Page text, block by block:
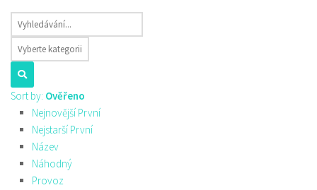
Sort by: Ověřeno
Nejnovější První
Nejstarší První
Název
Náhodný
Provoz